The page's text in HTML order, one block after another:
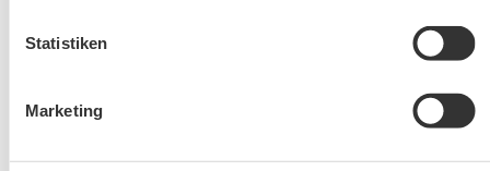
Statistiken
Marketing
Änderung! Aschauer Runde: Bankerlweg – Bärnsee –